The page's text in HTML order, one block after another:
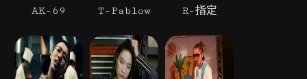
AK-69 T-Pablow R-指定